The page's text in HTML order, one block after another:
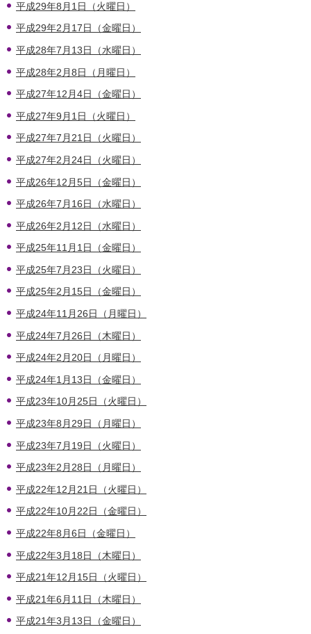
平成29年8月1日（火曜日）
平成29年2月17日（金曜日）
平成28年7月13日（水曜日）
平成28年2月8日（月曜日）
平成27年12月4日（金曜日）
平成27年9月1日（火曜日）
平成27年7月21日（火曜日）
平成27年2月24日（火曜日）
平成26年12月5日（金曜日）
平成26年7月16日（水曜日）
平成26年2月12日（水曜日）
平成25年11月1日（金曜日）
平成25年7月23日（火曜日）
平成25年2月15日（金曜日）
平成24年11月26日（月曜日）
平成24年7月26日（木曜日）
平成24年2月20日（月曜日）
平成24年1月13日（金曜日）
平成23年10月25日（火曜日）
平成23年8月29日（月曜日）
平成23年7月19日（火曜日）
平成23年2月28日（月曜日）
平成22年12月21日（火曜日）
平成22年10月22日（金曜日）
平成22年8月6日（金曜日）
平成22年3月18日（木曜日）
平成21年12月15日（火曜日）
平成21年6月11日（木曜日）
平成21年3月13日（金曜日）